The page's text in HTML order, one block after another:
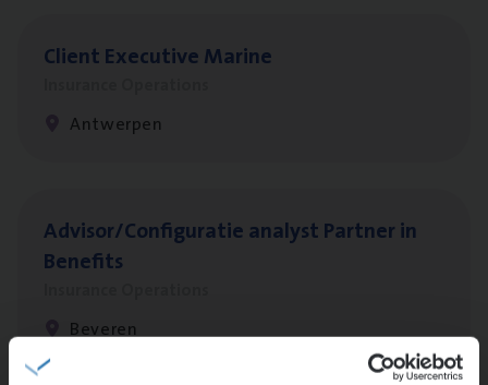
Client Exe­cu­ti­ve Marine
Antwerpen
Advisor/​Configuratie ana­lyst Part­ner in
Benefits
Beveren